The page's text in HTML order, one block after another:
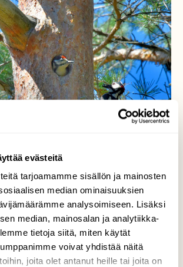
evästeitä
tarjoamamme sisällön ja mainosten
median ominaisuuksien
analysoimiseen. Lisäksi
median, mainosalan ja analytiikka-
tietoja siitä, miten käytät
voivat yhdistää näitä
joita olet antanut heille tai joita on
tuo ruokaa
poikasille